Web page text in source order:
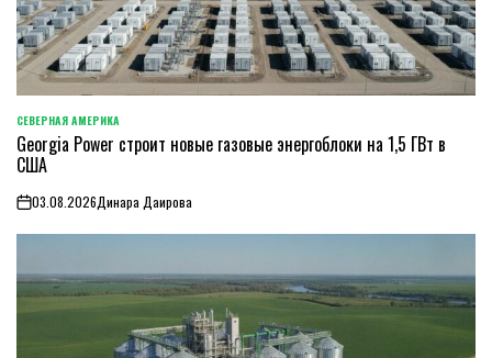
ОПУБЛИКОВАНО
В
СЕВЕРНАЯ АМЕРИКА
Georgia Power строит новые газовые энергоблоки на 1,5 ГВт в
США
on03.08.2026Динара Даирова